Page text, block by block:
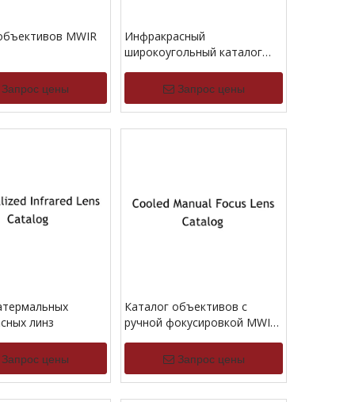
MWIR
Запрос цены
Инфракрасный
широкоугольный каталог
Запрос цены
линз
Запрос цены
Каталог объективов с
ручной фокусировкой MWIR
Запрос цены